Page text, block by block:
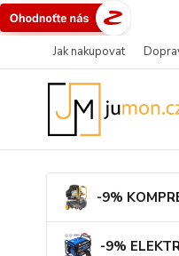
Jak nakupovat
-9%
-9%